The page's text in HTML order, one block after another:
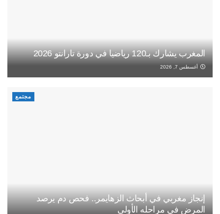
المغرب يشارك بـ120 رياضيا في دورة تارانتو 2026
أغسطس 7, 2026
مجتمع
إنجاز مغربي في أبحاث الزهايمر.. فحص دم يرصد
المرض في مراحله الأولى